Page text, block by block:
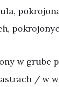
w grube
/ w